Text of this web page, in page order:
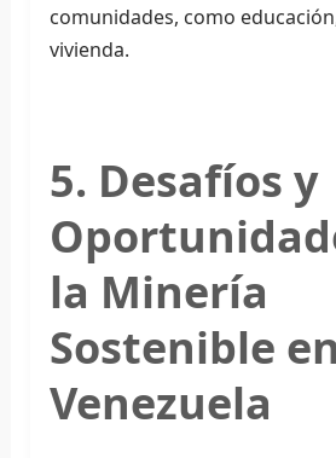
comunidades, como
vivienda.
5. Desafíos y
la Minería
Sostenible en
Venezuela